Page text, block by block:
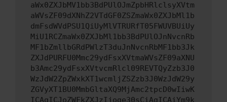
aWx0ZXJbMV1bb3BdPUlOJmZpbHRlclsyXVtm
aWVsZF09dXNhZ2VTdGF0ZSZmaWx0ZXJbMl1b
dmFsdWVdPSU1QiUyMlVTRURfT05FWUVBUiUy
MiU1RCZmaWx0ZXJbMl1bb3BdPUlOJnNvcnRb
MF1bZmllbGRdPWlzT3duJnNvcnRbMF1bb3Jk
ZXJdPURFU0Mmc29ydFsxXVtmaWVsZF09aXNU
b3Amc29ydFsxXVtvcmRlcl09REVTQyZzb3J0
WzJdW2ZpZWxkXT1wcmljZSZzb3J0WzJdW29y
ZGVyXT1BU0MmbGltaXQ9MjAmc2tpcD0wIiwK
ICAgICJoZWFkZXJzIjoge30sCiAgICAiYm9k